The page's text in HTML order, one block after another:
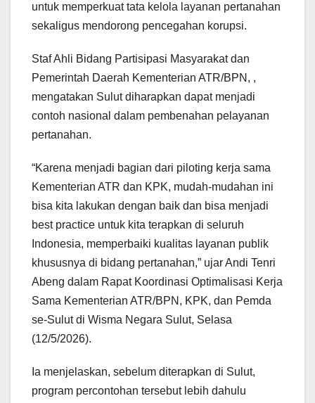
untuk memperkuat tata kelola layanan pertanahan
sekaligus mendorong pencegahan korupsi.
Staf Ahli Bidang Partisipasi Masyarakat dan
Pemerintah Daerah Kementerian ATR/BPN, ,
mengatakan Sulut diharapkan dapat menjadi
contoh nasional dalam pembenahan pelayanan
pertanahan.
“Karena menjadi bagian dari piloting kerja sama
Kementerian ATR dan KPK, mudah-mudahan ini
bisa kita lakukan dengan baik dan bisa menjadi
best practice untuk kita terapkan di seluruh
Indonesia, memperbaiki kualitas layanan publik
khususnya di bidang pertanahan,” ujar Andi Tenri
Abeng dalam Rapat Koordinasi Optimalisasi Kerja
Sama Kementerian ATR/BPN, KPK, dan Pemda
se-Sulut di Wisma Negara Sulut, Selasa
(12/5/2026).
Ia menjelaskan, sebelum diterapkan di Sulut,
program percontohan tersebut lebih dahulu